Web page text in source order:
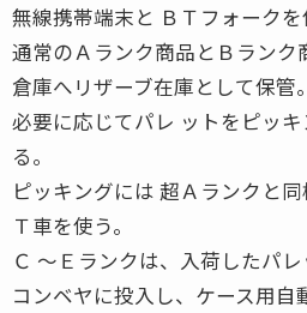
無線携帯端末と ＢＴフォークを
通常のＡランク商品とＢランク
倉庫へリザーブ在庫として保管。
必要に応じてパレ ットをピッ
る。
ピッキングには 超Ａランクと
Ｔ車を使う。
Ｃ 〜Ｅランクは、入荷したパ
コンベヤに投入し、ケース用自